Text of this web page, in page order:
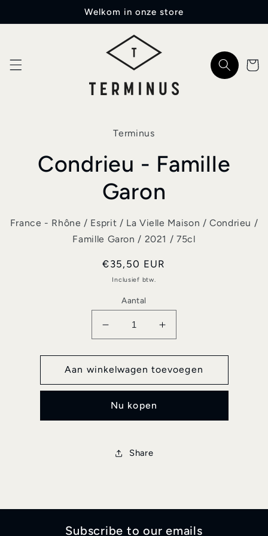
content
Welkom in onze store
Terminus
Condrieu - Famille
Garon
France - Rhône / Esprit / La Vielle Maison / Condrieu /
Famille Garon / 2021 / 75cl
Normale
prijs
€35,50 EUR
Inclusief btw.
Aantal
Aantal
verlagen
voor
Condrieu
-
Garon
Aantal
verhogen
voor
Condrieu
-
Aan winkelwagen toevoegen
Nu kopen
Share
Subscribe to our emails